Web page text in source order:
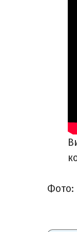
Фото: